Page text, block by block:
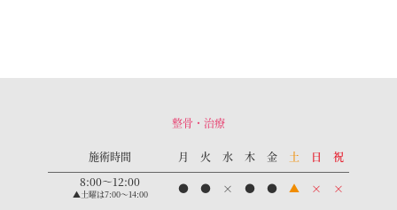
整骨・治療
施術時間 月 火 水 木 金 土 日
祝
8:00～12:00
▲土曜は7:00～14:00 ● ● × ● ● ▲ × ×